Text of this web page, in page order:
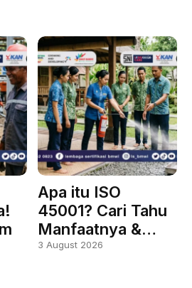
Apa itu ISO
45001? Cari Tahu
Manfaatnya &…
3 August 2026